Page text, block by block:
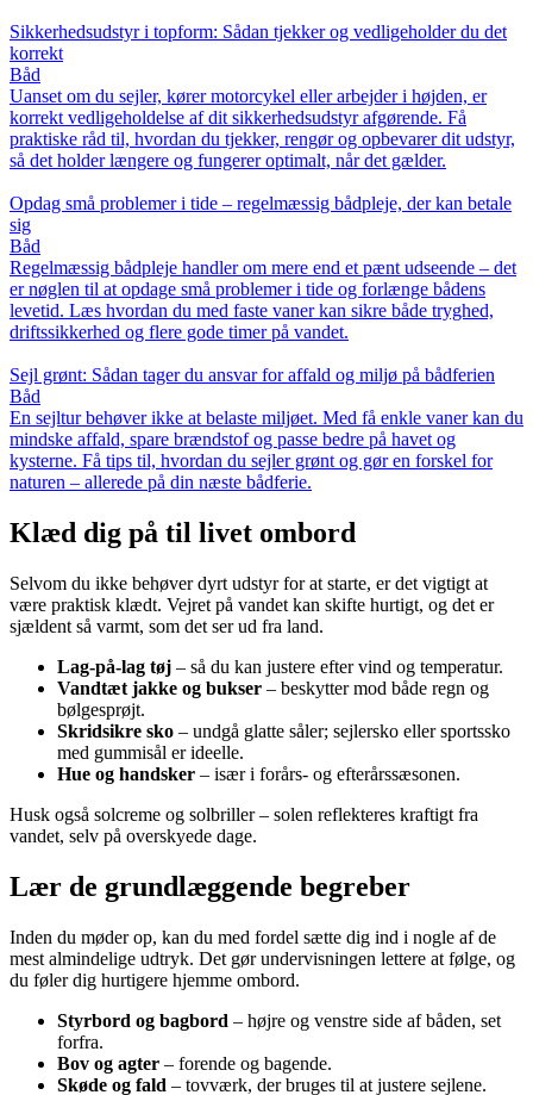
Sikkerhedsudstyr i topform: Sådan tjekker og vedligeholder du det
korrekt
Båd
Uanset om du sejler, kører motorcykel eller arbejder i højden, er
korrekt vedligeholdelse af dit sikkerhedsudstyr afgørende. Få
praktiske råd til, hvordan du tjekker, rengør og opbevarer dit udstyr,
så det holder længere og fungerer optimalt, når det gælder.
Opdag små problemer i tide – regelmæssig bådpleje, der kan betale
sig
Båd
Regelmæssig bådpleje handler om mere end et pænt udseende – det
er nøglen til at opdage små problemer i tide og forlænge bådens
levetid. Læs hvordan du med faste vaner kan sikre både tryghed,
driftssikkerhed og flere gode timer på vandet.
Sejl grønt: Sådan tager du ansvar for affald og miljø på bådferien
Båd
En sejltur behøver ikke at belaste miljøet. Med få enkle vaner kan du
mindske affald, spare brændstof og passe bedre på havet og
kysterne. Få tips til, hvordan du sejler grønt og gør en forskel for
naturen – allerede på din næste bådferie.
Klæd dig på til livet ombord
Selvom du ikke behøver dyrt udstyr for at starte, er det vigtigt at
være praktisk klædt. Vejret på vandet kan skifte hurtigt, og det er
sjældent så varmt, som det ser ud fra land.
Lag-på-lag tøj – så du kan justere efter vind og temperatur.
Vandtæt jakke og bukser – beskytter mod både regn og
bølgesprøjt.
Skridsikre sko – undgå glatte såler; sejlersko eller sportssko
med gummisål er ideelle.
Hue og handsker – især i forårs- og efterårssæsonen.
Husk også solcreme og solbriller – solen reflekteres kraftigt fra
vandet, selv på overskyede dage.
Lær de grundlæggende begreber
Inden du møder op, kan du med fordel sætte dig ind i nogle af de
mest almindelige udtryk. Det gør undervisningen lettere at følge, og
du føler dig hurtigere hjemme ombord.
Styrbord og bagbord – højre og venstre side af båden, set
forfra.
Bov og agter – forende og bagende.
Skøde og fald – tovværk, der bruges til at justere sejlene.